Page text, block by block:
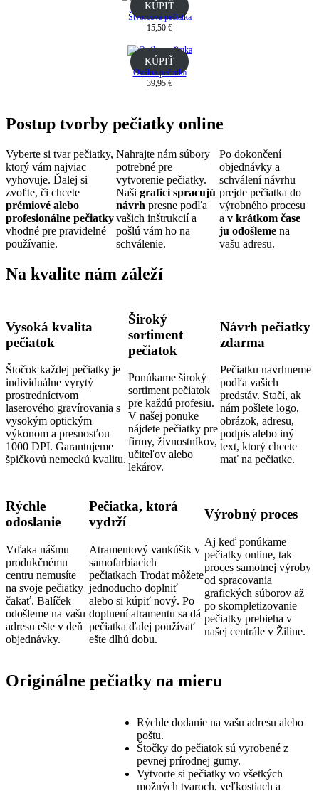
KÚPIŤ
Štvorcová pečiatka
15,50 €
KÚPIŤ
Oválna pečiatka
39,95 €
Postup tvorby pečiatky online
Vyberte si tvar pečiatky,
ktorý vám najviac
vyhovuje. Ďalej si
zvoľte, či chcete
prémiové alebo
profesionálne pečiatky
vhodné pre pravidelné
používanie.
Nahrajte nám súbory
potrebné pre
vytvorenie pečiatky.
Naši grafici spracujú
návrh presne podľa
vašich inštrukcií a
pošlú vám ho na
schválenie.
Po dokončení
objednávky a
schválení návrhu
prejde pečiatka do
výrobného procesu
av krátkom čase
ju odošleme na
vašu adresu.
Na kvalite nám záleží
Vysoká kvalita
pečiatok
Štočok každej pečiatky je
individuálne vyrytý
prostredníctvom
laserového gravírovania s
vysokým optickým
výkonom a presnosťou
1000 DPI. Garantujeme
špičkovú nemeckú kvalitu.
Široký
sortiment
pečiatok
Ponúkame široký
sortiment pečiatok
pre každú profesiu.
V našej ponuke
nájdete pečiatky pre
firmy, živnostníkov,
učiteľov alebo
lekárov.
Návrh pečiatky
zdarma
Pečiatku navrhneme
podľa vašich
predstáv. Stačí, ak
nám pošlete logo,
obrázok, adresu,
podpis alebo iný
text, ktorý chcete
mať na pečiatke.
Rýchle
odoslanie
Vďaka nášmu
produkčnému
centru nemusíte
na svoje pečiatky
čakať. Balíček
odošleme na vašu
adresu ešte v deň
objednávky.
Pečiatka, ktorá
vydrží
Atramentový vankúšik v
samofarbiacich
pečiatkach Trodat môžete
jednoducho doplniť
alebo si kúpiť nový. Po
doplnení atramentu sa dá
pečiatka ďalej používať
ešte dlhú dobu.
Výrobný proces
Aj keď ponúkame
pečiatky online, tak
proces samotnej výroby
od spracovania
grafických súborov až
po skompletizovanie
pečiatky prebieha v
našej centrále v Žiline.
Originálne pečiatky na mieru
Rýchle dodanie na vašu adresu alebo
poštu.
Štočky do pečiatok sú vyrobené z
pevnej prírodnej gumy.
Vytvorte si pečiatky vo všetkých
možných tvaroch, veľkostiach a